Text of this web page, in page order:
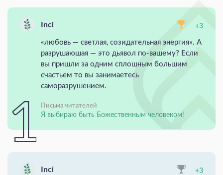
Inci +3
«любовь — светлая, созидательная энергия». А
разрушаюшая — это дьявол по-вашему? Если
вы пришли за одним сплошным большим
счастьем то вы занимаетесь
саморазрушением.
Письма читателей
Я выбираю быть Божественным человеком!
Inci +3